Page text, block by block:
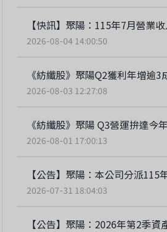
【快訊】聚陽：115年7月營業
2026-08-04 14:00:50
《紡纖股》聚陽Q2獲利年增逾
2026-08-03 12:27:08
《紡纖股》聚陽 Q3營運拚達今
2026-08-01 17:00:13
【公告】聚陽：本公司分派115
2026-07-31 18:04:03
【公告】聚陽：2026年第2季資